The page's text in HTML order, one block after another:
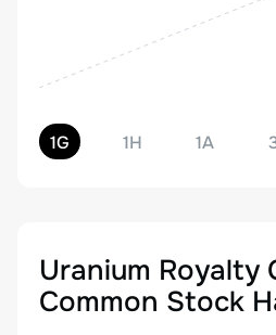
1G 1H 1A
Uranium Royalty
Common Stock